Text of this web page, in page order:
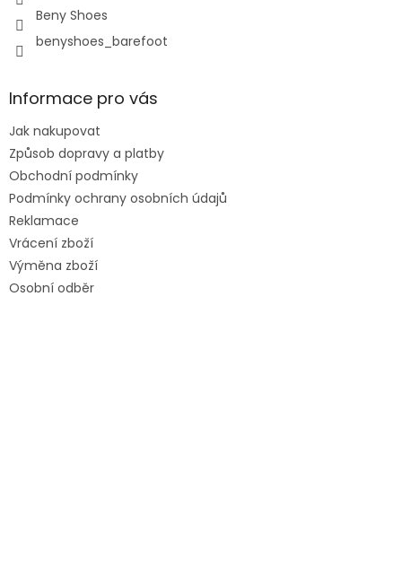
Beny Shoes
benyshoes_barefoot
Informace pro vás
Jak nakupovat
Způsob dopravy a platby
Obchodní podmínky
Podmínky ochrany osobních údajů
Reklamace
Vrácení zboží
Výměna zboží
Osobní odběr